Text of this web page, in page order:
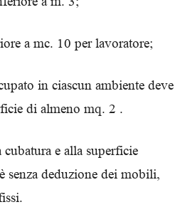
a mc. 10 per lavoratore;
in ciascun ambiente deve
di almeno mq. 2 .
e alla superficie
senza deduzione dei mobili,